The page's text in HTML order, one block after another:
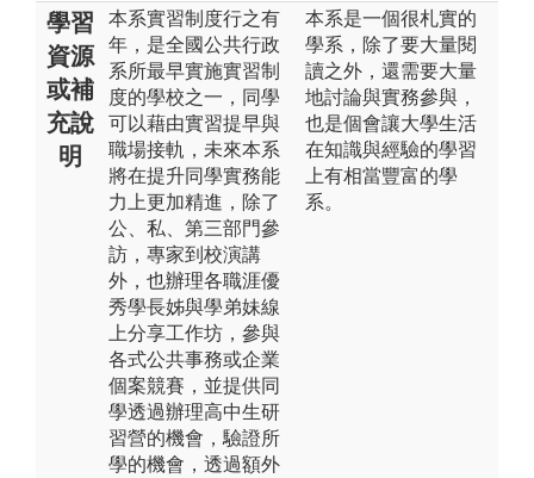
學習
資源
或補
充說
明
本系實習制度行之有
年，是全國公共行政
系所最早實施實習制
度的學校之一，同學
可以藉由實習提早與
職場接軌，未來本系
將在提升同學實務能
力上更加精進，除了
公、私、第三部門參
訪，專家到校演講
外，也辦理各職涯優
秀學長姊與學弟妹線
上分享工作坊，參與
各式公共事務或企業
個案競賽，並提供同
學透過辦理高中生研
習營的機會，驗證所
學的機會，透過額外
本系是一個很札實的
學系，除了要大量閱
讀之外，還需要大量
地討論與實務參與，
也是個會讓大學生活
在知識與經驗的學習
上有相當豐富的學
系。